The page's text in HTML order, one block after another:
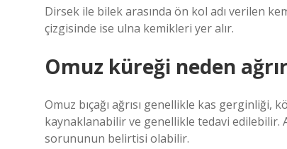
Dirsek ile bilek arasında ön kol adı verilen
çizgisinde ise ulna kemikleri yer alır.
Omuz küreği neden
Omuz bıçağı ağrısı genellikle kas gerginliği,
kaynaklanabilir ve genellikle tedavi edilebilir.
sorununun belirtisi olabilir.